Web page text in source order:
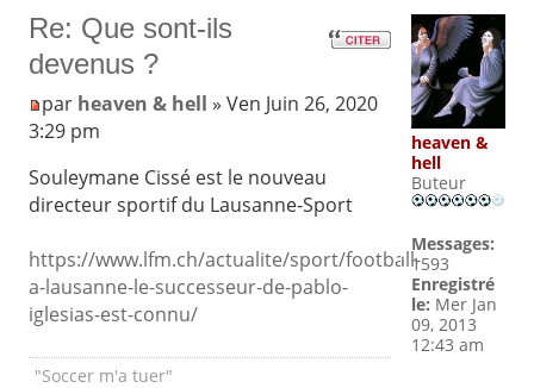
Re: Que sont-ils
devenus ?
par heaven & hell » Ven Juin 26, 2020
3:29 pm
Souleymane Cissé est le nouveau
directeur sportif du Lausanne-Sport
https://www.lfm.ch/actualite/sport/football-
a-lausanne-le-successeur-de-pablo-
iglesias-est-connu/
"Soccer m'a tuer"
heaven &
hell
Buteur
Messages:
1593
Enregistré
le: Mer Jan
09, 2013
12:43 am